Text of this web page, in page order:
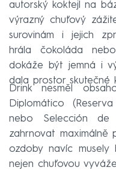
Becher´s Bar
autorský koktejl na
výrazný chuťový
surovinám i jejich
hrála čokoláda
dokáže být jemná i
dala prostor skutečné
Drink nesměl
Diplomático
nebo Selección de
zahrnovat maximálně
ozdoby navíc musely
nejen chuťovou